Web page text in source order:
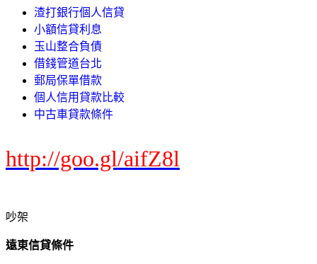
渣打銀行個人信貸
小額信貸利息
玉山整合負債
借錢管道台北
郵局保單借款
個人信用貸款比較
中古車貸款條件
http://goo.gl/aifZ8l
吵架
遠東信貸條件